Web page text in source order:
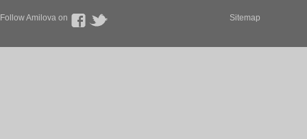
Follow Amilova on Sitemap